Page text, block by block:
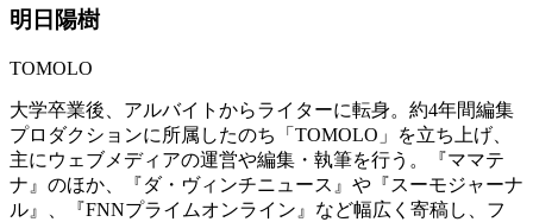
明日陽樹
TOMOLO
大学卒業後、アルバイトからライターに転身。約4年間編集
プロダクションに所属したのち「TOMOLO」を立ち上げ、
主にウェブメディアの運営や編集・執筆を行う。『ママテ
ナ』のほか、『ダ・ヴィンチニュース』や『スーモジャーナ
ル』、『FNNプライムオンライン』など幅広く寄稿し、フ